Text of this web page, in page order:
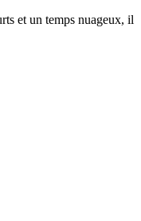
et un temps nuageux, il